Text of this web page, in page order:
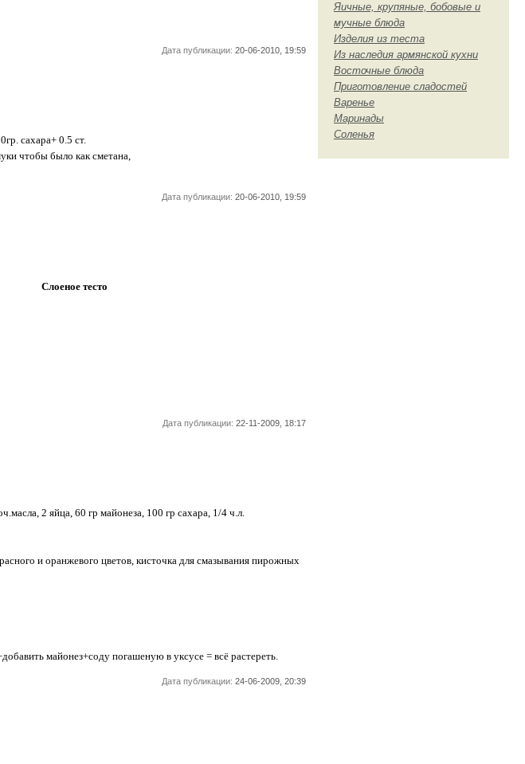
Дата публикации: 20-06-2010, 19:59
сахара+ 0.5 ст.
чтобы было как сметана,
Дата публикации: 20-06-2010, 19:59
Слоеное тесто
Дата публикации: 22-11-2009, 18:17
2 яйца, 60 гр майонеза, 100 гр сахара, 1/4 ч.л.
и оранжевого цветов, кисточка для смазывания пирожных
майонез+соду погашеную в уксусе = всё растереть.
Дата публикации: 24-06-2009, 20:39
Яичные, крупяные, бобовые и
мучные блюда
Изделия из теста
Из наследия армянской кухни
Восточные блюда
Приготовление сладостей
Варенье
Маринады
Соленья